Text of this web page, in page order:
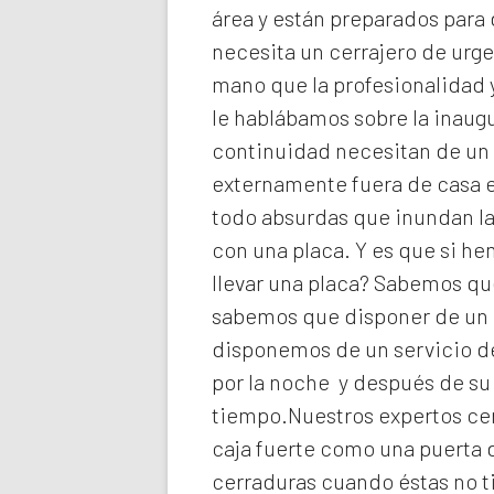
área y están preparados
necesita un cerrajero de
mano que la
le hablábamos sobre la
continuidad necesitan de
externamente fuera de casa
todo absurdas que inundan
con una placa. Y es que si
llevar una placa? Sabemos
sabemos que disponer de
disponemos de un servicio
por la noche y después de
tiempo.Nuestros expertos
caja fuerte como una puerta
cerraduras cuando éstas no